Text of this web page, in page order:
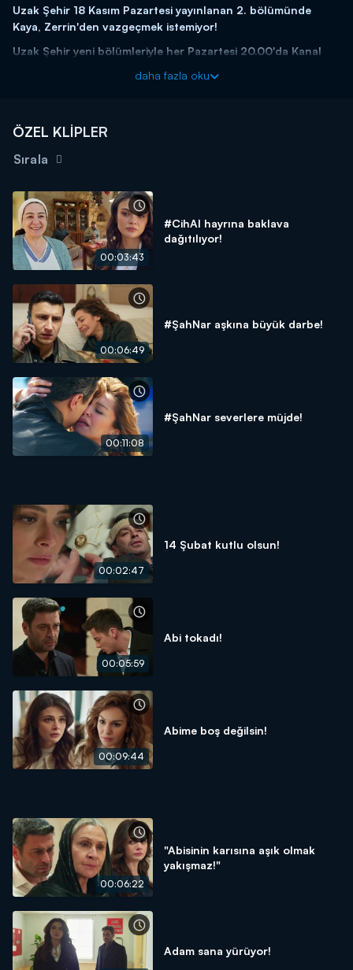
Uzak Şehir 18 Kasım Pazartesi yayınlanan 2. bölümünde
Kaya, Zerrin'den vazgeçmek istemiyor!
Uzak Şehir yeni bölümleriyle her Pazartesi 20.00'da Kanal
daha fazla oku
ÖZEL KLİPLER
Sırala
00:03:43
#CihAl hayrına baklava
dağıtılıyor!
00:06:49
#ŞahNar aşkına büyük darbe!
00:11:08
#ŞahNar severlere müjde!
00:02:47
14 Şubat kutlu olsun!
00:05:59
Abi tokadı!
00:09:44
Abime boş değilsin!
00:06:22
"Abisinin karısına aşık olmak
yakışmaz!"
Adam sana yürüyor!